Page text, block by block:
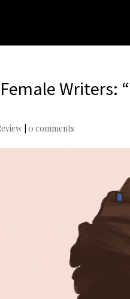
Writers:
|0 comments